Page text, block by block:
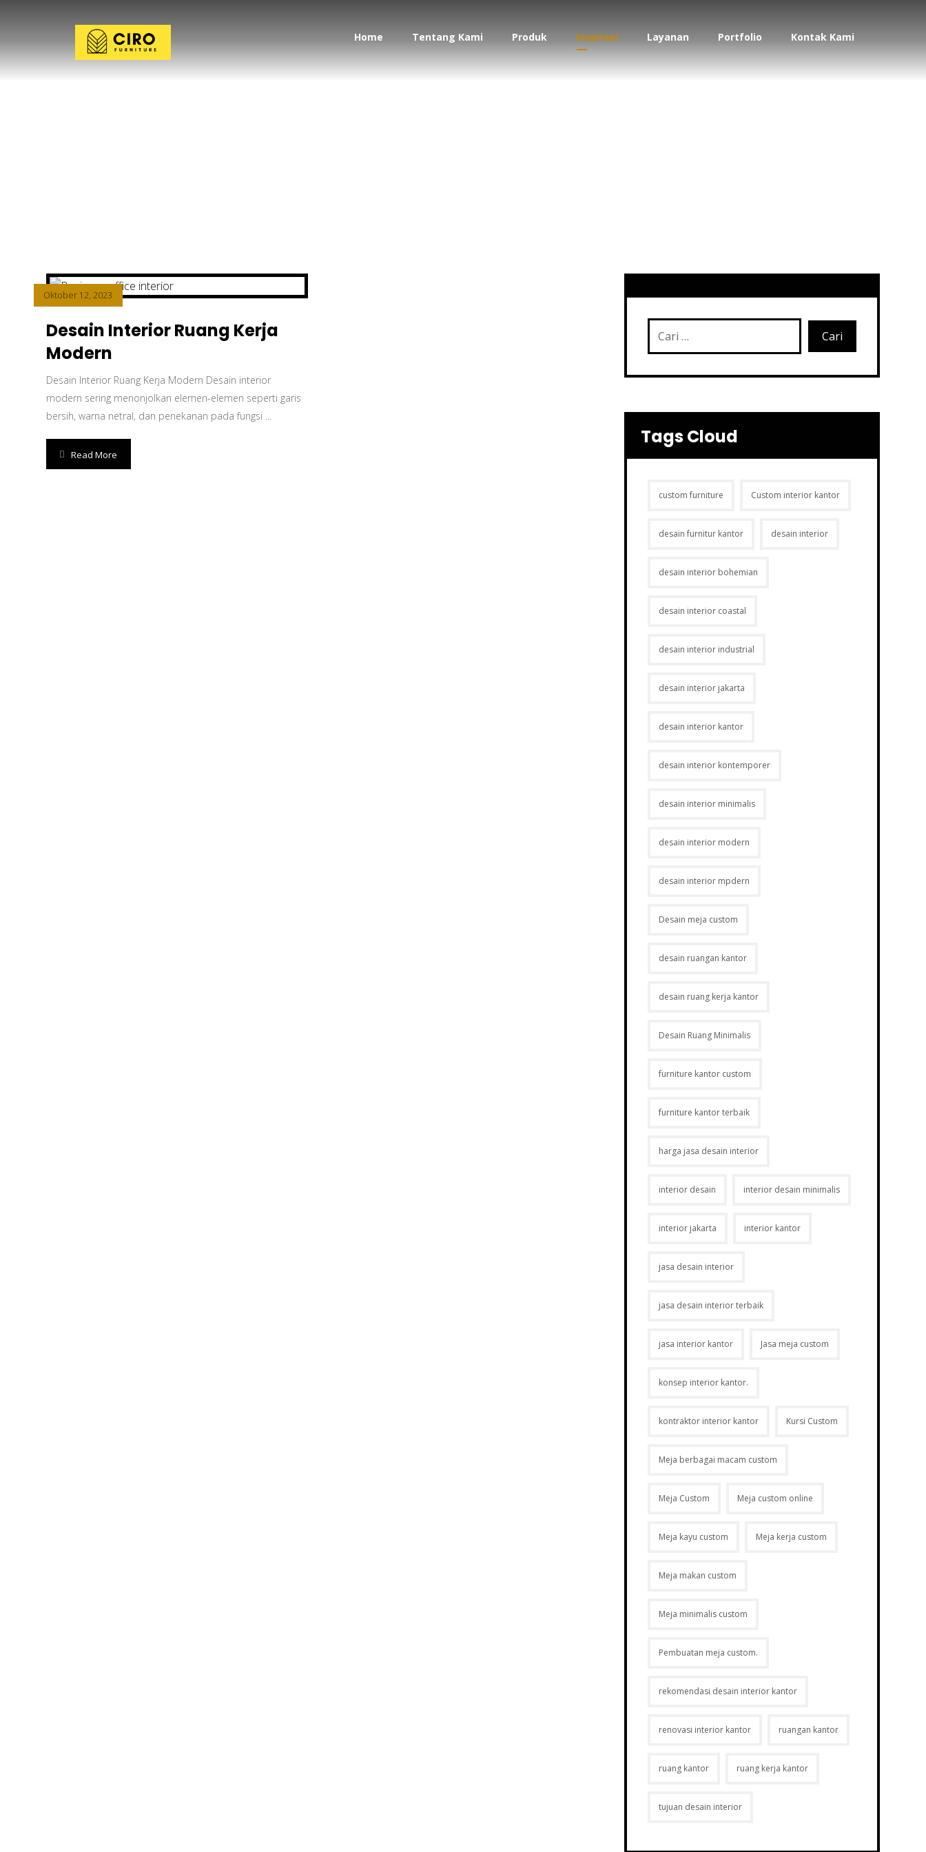
Home Tentang Kami Produk Inspirasi Layanan Portfolio Kontak Kami
Desain Interior Ruang Kerja
Modern
Oktober 12, 2023
Desain Interior Ruang Kerja Modern Desain interior
modern sering menonjolkan elemen-elemen seperti garis
bersih, warna netral, dan penekanan pada fungsi ...
Read More
Tags Cloud
custom furniture Custom interior kantor
desain furnitur kantor desain interior
desain interior bohemian
desain interior coastal
desain interior industrial
desain interior jakarta
desain interior kantor
desain interior kontemporer
desain interior minimalis
desain interior modern
desain interior mpdern
Desain meja custom
desain ruangan kantor
desain ruang kerja kantor
Desain Ruang Minimalis
furniture kantor custom
furniture kantor terbaik
harga jasa desain interior
interior desain interior desain minimalis
interior jakarta interior kantor
jasa desain interior
jasa desain interior terbaik
jasa interior kantor Jasa meja custom
konsep interior kantor.
kontraktor interior kantor Kursi Custom
Meja berbagai macam custom
Meja Custom Meja custom online
Meja kayu custom Meja kerja custom
Meja makan custom
Meja minimalis custom
Pembuatan meja custom.
rekomendasi desain interior kantor
renovasi interior kantor ruangan kantor
ruang kantor ruang kerja kantor
tujuan desain interior
Layanan Konsumen
FAQ
Konsultasi